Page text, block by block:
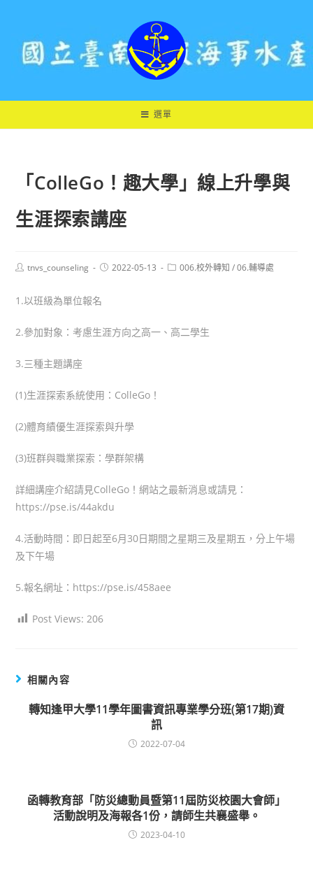
選單
「ColleGo！趣大學」線上升學與
生涯探索講座
Posttnvs_counseling
Post2022-05-13
Post006.校外轉知 / 06.輔導處
1.以班級為單位報名
2.參加對象：考慮生涯方向之高一、高二學生
3.三種主題講座
(1)生涯探索系統使用：ColleGo！
(2)體育績優生涯探索與升學
(3)班群與職業探索：學群架構
詳細講座介紹請見ColleGo！網站之最新消息或請見：
https://pse.is/44akdu
4.活動時間：即日起至6月30日期間之星期三及星期五，分上午場
及下午場
5.報名網址：https://pse.is/458aee
Post Views: 206
相關內容
轉知逢甲大學11學年圖書資訊專業學分班(第17期)資
訊
2022-07-04
函轉教育部「防災總動員暨第11屆防災校園大會師」
活動說明及海報各1份，請師生共襄盛舉。
2023-04-10